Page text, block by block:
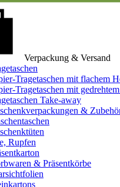
Verpackung & Versand
Tragetaschen mit flachem
Tragetaschen mit
Take-away
&
Rupfen
& Präsentkörbe